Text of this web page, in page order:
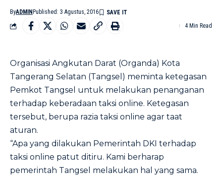
ByADMIN Published: 3 Agustus, 2016
4 Min Read
Organisasi Angkutan Darat (Organda) Kota
Tangerang Selatan (Tangsel) meminta ketegasan
Pemkot Tangsel untuk melakukan penanganan
terhadap keberadaan taksi online. Ketegasan
tersebut, berupa razia taksi online agar taat
aturan.
“Apa yang dilakukan Pemerintah DKI terhadap
taksi online patut ditiru. Kami berharap
pemerintah Tangsel melakukan hal yang sama.